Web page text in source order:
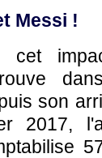
Messi !
cet
son
2017,